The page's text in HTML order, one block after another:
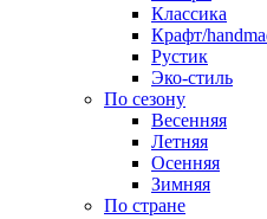
Классика
Крафт/
Рустик
Эко-стиль
По сезону
Весенняя
Летняя
Осенняя
Зимняя
По стране